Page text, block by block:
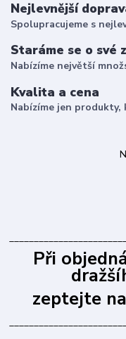
Nejlevnější
Spolupracujeme s
Staráme se o své
Nabízíme největší
Kvalita a cena
Nabízíme jen produkty,
Při
zeptejte